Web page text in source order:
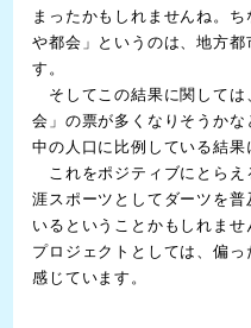
まったかもしれませんね。
や都会」というのは、地方
す。
そしてこの結果に関しては
会」の票が多くなりそうか
中の人口に比例している結果
これをポジティブにとらえ
涯スポーツとしてダーツを
いるということかもしれま
プロジェクトとしては、偏
感じています。